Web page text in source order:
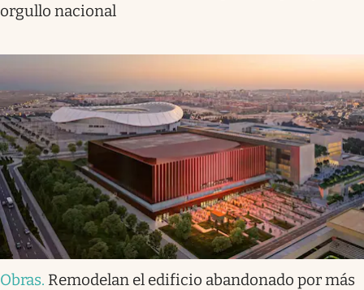
orgullo nacional
Obras. Remodelan el edificio abandonado por más